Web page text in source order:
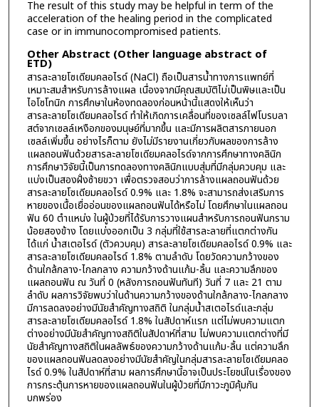
The result of this study may be helpful in term of the
acceleration of the healing period in the complicated
case or in immunocompromised patients.
Other Abstract (Other language abstract of
ETD)
สารละลายโซเดียมคลอไรด์ (NaCl) ถือเป็นสารน้ำทางการแพทย์ที่
เหมาะสมสำหรับการล้างแผล เนื่องจากมีคุณสมบัติไม่เป็นพิษและเป็น
ไอโซโทนิก การศึกษาในห้องทดลองก่อนหน้านี้แสดงให้เห็นว่า
สารละลายโซเดียมคลอไรด์ ทำให้เกิดการเคลื่อนที่ของเซลล์ไฟโบรบลา
สต์จากเซลล์เหงือกของมนุษย์ที่มากขึ้น และมีการผลิตสารภายนอก
เซลล์เพิ่มขึ้น อย่างไรก็ตาม ยังไม่มีรายงานเกี่ยวกับผลของการล้าง
แผลถอนฟันด้วยสารละลายโซเดียมคลอไรด์จากการศึกษาทางคลินิก
การศึกษาวิจัยนี้เป็นการทดลองทางคลินิกแบบสุ่มที่มีกลุ่มควบคุม และ
แบ่งเป็นสองฝั่งซ้ายขวา เพื่อตรวจสอบว่าการล้างแผลถอนฟันด้วย
สารละลายโซเดียมคลอไรด์ 0.9% และ 1.8% จะสามารถส่งเสริมการ
หายของเนื้อเยื่ออ่อนของแผลถอนฟันได้หรือไม่ โดยศึกษาในแผลถอน
ฟัน 60 ตำแหน่ง ในผู้ป่วยที่ได้รับการวางแผนสำหรับการถอนฟันกราม
น้อยสองข้าง โดยแบ่งออกเป็น 3 กลุ่มที่ใช้สารละลายที่แตกต่างกัน
ได้แก่ น้ำสเตอไรด์ (ตัวควบคุม) สารละลายโซเดียมคลอไรด์ 0.9% และ
สารละลายโซเดียมคลอไรด์ 1.8% ตามลำดับ โดยวัดความกว้างของ
ด้านใกล้กลาง-ไกลกลาง ความกว้างด้านแก้ม-ลิ้น และความลึกของ
แผลถอนฟัน ณ วันที่ 0 (หลังการถอนฟันทันที) วันที่ 7 และ 21 ตาม
ลำดับ ผลการวิจัยพบว่าในด้านความกว้างของด้านใกล้กลาง-ไกลกลาง
มีการลดลงอย่างมีนัยสำคัญทางสถิติ ในกลุ่มน้ำสเตอไรด์และกลุ่ม
สารละลายโซเดียมคลอไรด์ 1.8% ในสัปดาห์แรก แต่ไม่พบความแตก
ต่างอย่างมีนัยสำคัญทางสถิติในสัปดาห์ที่สาม ไม่พบความแตกต่างที่มี
นัยสำคัญทางสถิติในผลลัพธ์ของความกว้างด้านแก้ม-ลิ้น แต่ความลึก
ของแผลถอนฟันลดลงอย่างมีนัยสำคัญในกลุ่มสารละลายโซเดียมคลอ
ไรด์ 0.9% ในสัปดาห์ที่สาม ผลการศึกษานี้อาจเป็นประโยชน์ในเรื่องของ
การกระตุ้นการหายของแผลถอนฟันในผู้ป่วยที่มีภาวะภูมิคุ้มกัน
บกพร่อง